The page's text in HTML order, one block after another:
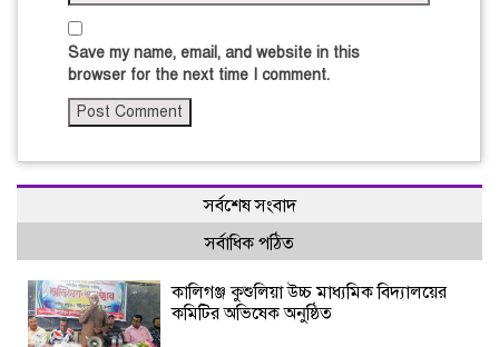
Save my name, email, and website in this
browser for the next time I comment.
সর্বশেষ সংবাদ
সর্বাধিক পঠিত
কালিগঞ্জ কুশুলিয়া উচ্চ মাধ্যমিক বিদ্যালয়ের
কমিটির অভিষেক অনুষ্ঠিত